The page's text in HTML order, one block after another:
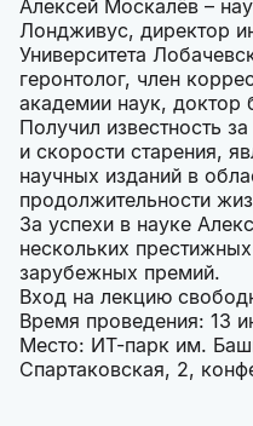
Алексей Москалёв –
Лондживус, директор
Университета
геронтолог, член
академии наук, доктор
Получил известность
и скорости старения,
научных изданий в
продолжительности
За успехи в науке
нескольких
зарубежных премий.
Вход на лекцию
Время проведения: 13
Место: ИТ-парк им.
Спартаковская, 2,